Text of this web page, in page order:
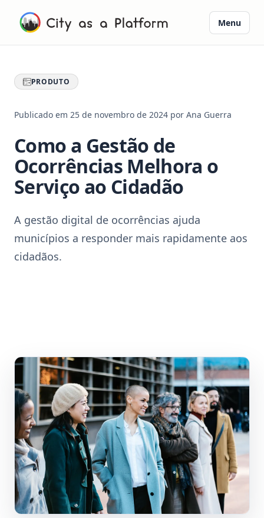
Menu
PRODUTO
Publicado em 25 de novembro de 2024 por Ana Guerra
Como a Gestão de
Ocorrências Melhora o
Serviço ao Cidadão
A gestão digital de ocorrências ajuda
municípios a responder mais rapidamente aos
cidadãos.